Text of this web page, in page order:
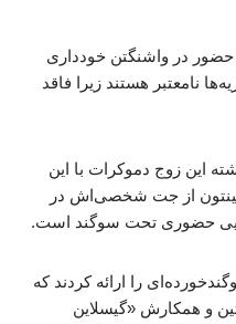
حضور در واشنگتن خودداری
نامعتبر هستند زیرا فاقد
این زوج دموکرات با این
از جت شخصی‌اش در
را ارائه کردند که
و همکارش «گیسلاین